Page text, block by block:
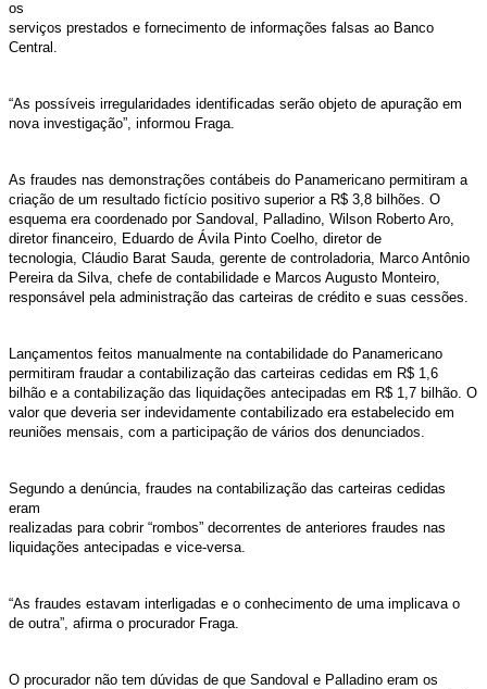
os
serviços prestados e fornecimento de informações falsas ao Banco
Central.
“As possíveis irregularidades identificadas serão objeto de apuração em
nova investigação”, informou Fraga.
As fraudes nas demonstrações contábeis do Panamericano permitiram a
criação de um resultado fictício positivo superior a R$ 3,8 bilhões. O
esquema era coordenado por Sandoval, Palladino, Wilson Roberto Aro,
diretor financeiro, Eduardo de Ávila Pinto Coelho, diretor de
tecnologia, Cláudio Barat Sauda, gerente de controladoria, Marco Antônio
Pereira da Silva, chefe de contabilidade e Marcos Augusto Monteiro,
responsável pela administração das carteiras de crédito e suas cessões.
Lançamentos feitos manualmente na contabilidade do Panamericano
permitiram fraudar a contabilização das carteiras cedidas em R$ 1,6
bilhão e a contabilização das liquidações antecipadas em R$ 1,7 bilhão. O
valor que deveria ser indevidamente contabilizado era estabelecido em
reuniões mensais, com a participação de vários dos denunciados.
Segundo a denúncia, fraudes na contabilização das carteiras cedidas
eram
realizadas para cobrir “rombos” decorrentes de anteriores fraudes nas
liquidações antecipadas e vice-versa.
“As fraudes estavam interligadas e o conhecimento de uma implicava o
de outra”, afirma o procurador Fraga.
O procurador não tem dúvidas de que Sandoval e Palladino eram os